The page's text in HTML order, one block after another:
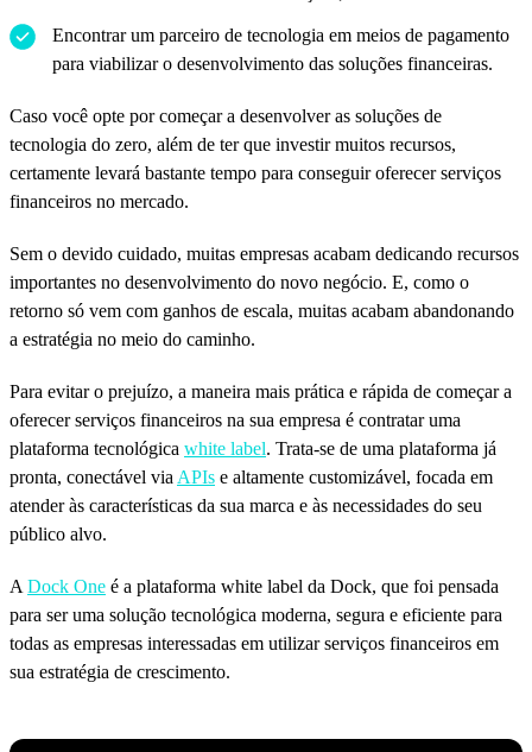
Encontrar um parceiro de tecnologia em meios de pagamento
para viabilizar o desenvolvimento das soluções financeiras.
Caso você opte por começar a desenvolver as soluções de
tecnologia do zero, além de ter que investir muitos recursos,
certamente levará bastante tempo para conseguir oferecer serviços
financeiros no mercado.
Sem o devido cuidado, muitas empresas acabam dedicando recursos
importantes no desenvolvimento do novo negócio. E, como o
retorno só vem com ganhos de escala, muitas acabam abandonando
a estratégia no meio do caminho.
Para evitar o prejuízo, a maneira mais prática e rápida de começar a
oferecer serviços financeiros na sua empresa é contratar uma
plataforma tecnológica white label. Trata-se de uma plataforma já
pronta, conectável via APIs e altamente customizável, focada em
atender às características da sua marca e às necessidades do seu
público alvo.
A Dock One é a plataforma white label da Dock, que foi pensada
para ser uma solução tecnológica moderna, segura e eficiente para
todas as empresas interessadas em utilizar serviços financeiros em
sua estratégia de crescimento.